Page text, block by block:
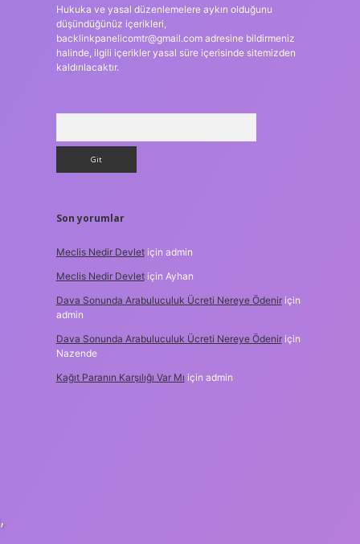
Hukuka ve yasal düzenlemelere aykırı olduğunu
düşündüğünüz içerikleri,
backlinkpanelicomtr@gmail.comadresine bildirmeniz
halinde, ilgili içerikler yasal süre içerisinde sitemizden
kaldırılacaktır.
Son yorumlar
Meclis Nedir Devletiçin admin
Meclis Nedir Devletiçin Ayhan
Dava Sonunda Arabuluculuk Ücreti Nereye Ödeniriçin
admin
Dava Sonunda Arabuluculuk Ücreti Nereye Ödeniriçin
Nazende
Kağıt Paranın Karşılığı Var Mı için admin